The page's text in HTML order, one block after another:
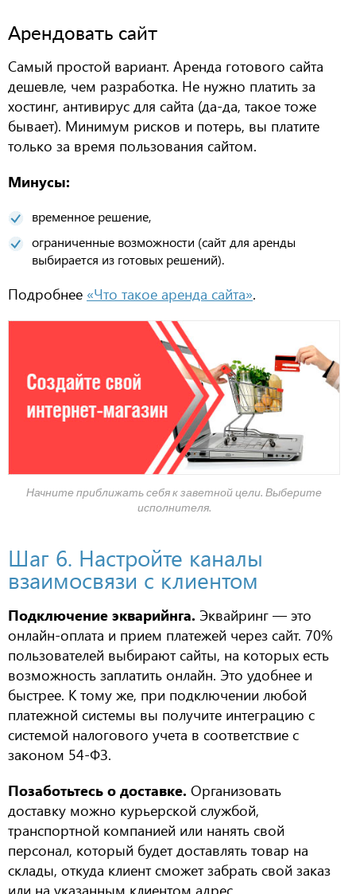
Арендовать сайт
Самый простой вариант. Аренда готового сайта
дешевле, чем разработка. Не нужно платить за
хостинг, антивирус для сайта (да-да, такое тоже
бывает). Минимум рисков и потерь, вы платите
только за время пользования сайтом.
Минусы:
временное решение,
ограниченные возможности (сайт для аренды
выбирается из готовых решений).
Подробнее «Что такое аренда сайта».
Начните приближать себя к заветной цели. Выберите
исполнителя.
Шаг 6. Настройте каналы
взаимосвязи с клиентом
Подключение экварийнга. Эквайринг — это
онлайн-оплата и прием платежей через сайт. 70%
пользователей выбирают сайты, на которых есть
возможность заплатить онлайн. Это удобнее и
быстрее. К тому же, при подключении любой
платежной системы вы получите интеграцию с
системой налогового учета в соответствие с
законом 54-ФЗ.
Позаботьтесь о доставке. Организовать
доставку можно курьерской службой,
транспортной компанией или нанять свой
персонал, который будет доставлять товар на
склады, откуда клиент сможет забрать свой заказ